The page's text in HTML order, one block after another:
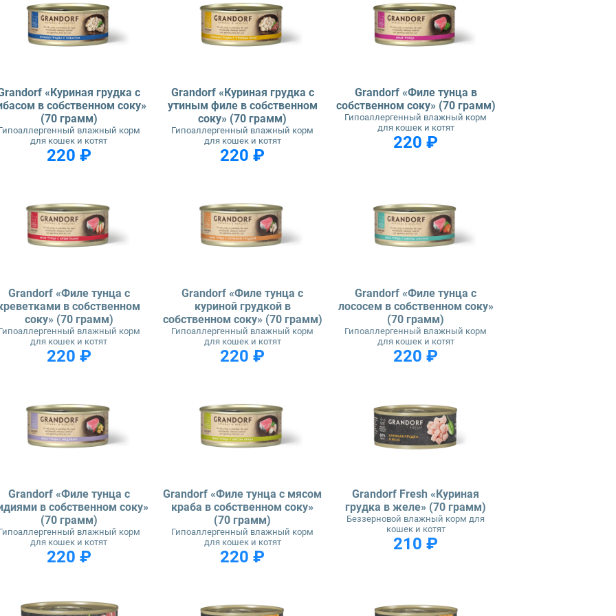
«Куриная грудка с
в собственном соку»
(70 грамм)
влажный корм
для кошек и котят
220 ₽
Grandorf «Куриная грудка с
утиным филе в собственном
соку» (70 грамм)
Гипоаллергенный влажный корм
для кошек и котят
220 ₽
Grandorf «Филе тунца в
собственном соку» (70 грамм)
Гипоаллергенный влажный корм
для кошек и котят
220 ₽
Grandorf «Филе тунца с
в собственном
соку» (70 грамм)
влажный корм
для кошек и котят
220 ₽
Grandorf «Филе тунца с
куриной грудкой в
собственном соку» (70 грамм)
Гипоаллергенный влажный корм
для кошек и котят
220 ₽
Grandorf «Филе тунца с
лососем в собственном соку»
(70 грамм)
Гипоаллергенный влажный корм
для кошек и котят
220 ₽
Grandorf «Филе тунца с
в собственном соку»
(70 грамм)
влажный корм
для кошек и котят
220 ₽
Grandorf «Филе тунца с мясом
краба в собственном соку»
(70 грамм)
Гипоаллергенный влажный корм
для кошек и котят
220 ₽
Grandorf Fresh «Куриная
грудка в желе» (70 грамм)
Беззерновой влажный корм для
кошек и котят
210 ₽